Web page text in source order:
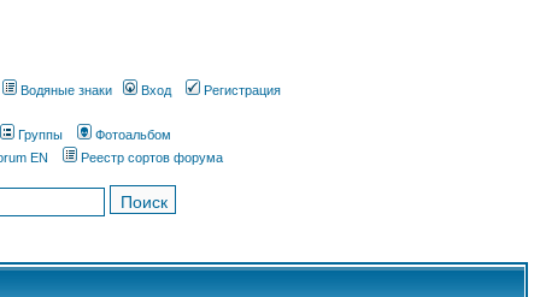
Водяные знаки Вход Регистрация
Группы
Фотоальбом
EN
Реестр сортов форума